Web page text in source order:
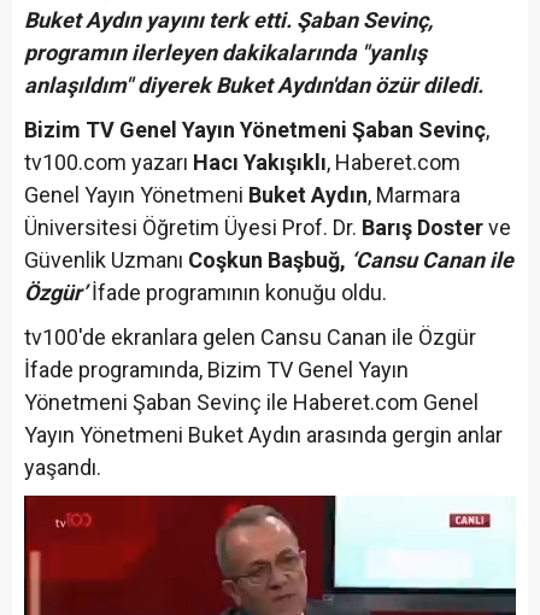
Buket Aydın yayını terk etti. Şaban Sevinç,
programın ilerleyen dakikalarında "yanlış
anlaşıldım" diyerek Buket Aydın'dan özür diledi.
Bizim TV Genel Yayın Yönetmeni Şaban Sevinç,
tv100.com yazarı Hacı Yakışıklı, Haberet.com
Genel Yayın Yönetmeni Buket Aydın, Marmara
Üniversitesi Öğretim Üyesi Prof. Dr. Barış Dosterve
Güvenlik Uzmanı Coşkun Başbuğ, ‘Cansu Canan ile
Özgür’İfade programının konuğu oldu.
tv100'de ekranlara gelen Cansu Canan ile Özgür
İfade programında, Bizim TV Genel Yayın
Yönetmeni Şaban Sevinç ile Haberet.com Genel
Yayın Yönetmeni Buket Aydın arasında gergin anlar
yaşandı.